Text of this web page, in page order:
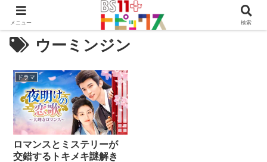
ウーミンジン
ドラマ
ロマンスとミステリーが
交錯するトキメキ謎解き
メニュー 検索